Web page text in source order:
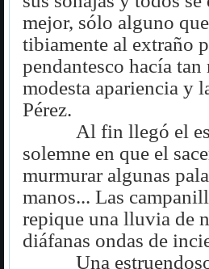
mejor, sólo alguno
tibiamente al extraño
pendantesco hacía
modesta apariencia y
Pérez.
Al fin llegó el
solemne en que el
murmurar algunas
manos... Las
repique una lluvia de
diáfanas ondas de
Una